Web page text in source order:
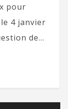
pour
4 janvier
de...